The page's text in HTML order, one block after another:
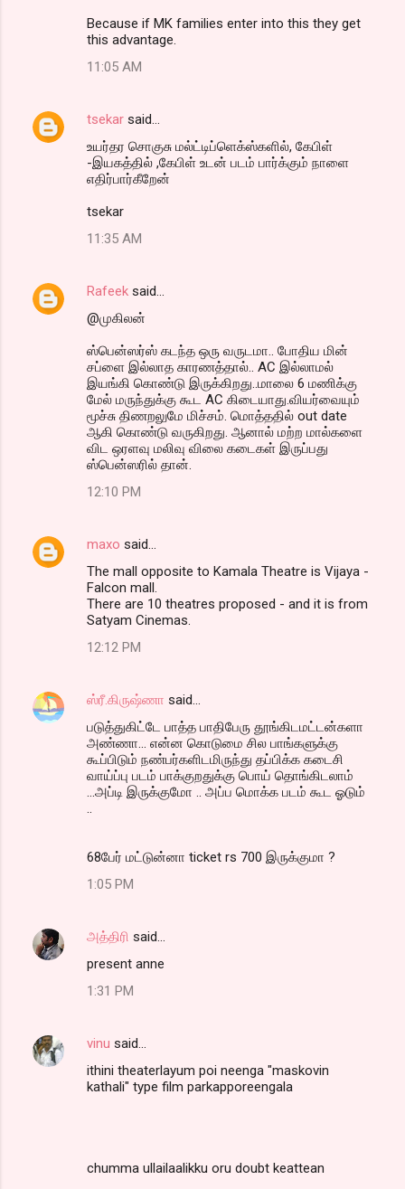
Because if MK families enter into this they get
this advantage.
11:05 AM
tsekar said…
உயர்தர சொகுசு மல்ட்டிப்ளெக்ஸ்களில், கேபிள்
-இயகத்தில் ,கேபிள் உடன் படம் பார்க்கும் நாளை
எதிர்பார்கீறேன்
tsekar
11:35 AM
Rafeek said…
@முகிலன்
ஸ்பென்ஸர்ஸ் கடந்த ஒரு வருடமா.. போதிய மின்
சப்ளை இல்லாத காரணத்தால்.. AC இல்லாமல்
இயங்கி கொண்டு இருக்கிறது..மாலை 6 மணிக்கு
மேல் மருந்துக்கு கூட AC கிடையாது.வியர்வையும்
மூச்சு திணறலுமே மிச்சம். மொத்ததில் out date
ஆகி கொண்டு வருகிறது. ஆனால் மற்ற மால்களை
விட ஒரளவு மலிவு விலை கடைகள் இருப்பது
ஸ்பென்ஸரில் தான்.
12:10 PM
maxo said…
The mall opposite to Kamala Theatre is Vijaya -
Falcon mall.
There are 10 theatres proposed - and it is from
Satyam Cinemas.
12:12 PM
ஸ்ரீ.கிருஷ்ணா said…
படுத்துகிட்டே பாத்த பாதிபேரு தூங்கிடமட்டன்களா
அண்ணா... என்ன கொடுமை சில பாங்களுக்கு
கூப்பிடும் நண்பர்களிடமிருந்து தப்பிக்க கடைசி
வாய்ப்பு படம் பாக்குறதுக்கு பொய் தொங்கிடலாம்
...அப்டி இருக்குமோ .. அப்ப மொக்க படம் கூட ஓடும்
..
68பேர் மட்டுன்னா ticket rs 700 இருக்குமா ?
1:05 PM
அத்திரி said…
present anne
1:31 PM
vinu said…
ithini theaterlayum poi neenga "maskovin
kathali" type film parkapporeengala
chumma ullailaalikku oru doubt keattean